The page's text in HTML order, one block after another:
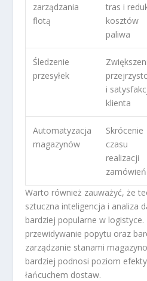
zarządzania
flotą
tras i
kosztów
paliwa
Śledzenie
przesyłek
i
klienta
Automatyzacja
magazynów
Skrócenie
czasu
realizacji
zamówień
Warto również zauważyć, że
sztuczna inteligencja i analiza
bardziej popularne w
przewidywanie popytu oraz
zarządzanie stanami
bardziej podnosi poziom
łańcuchem dostaw.